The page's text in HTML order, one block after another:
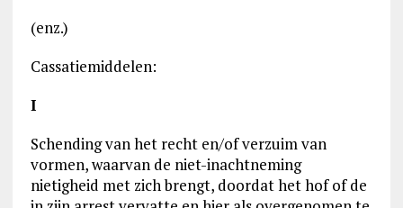
(enz.)
Cassatiemiddelen:
I
Schending van het recht en/of verzuim van
vormen, waarvan de niet-inachtneming
nietigheid met zich brengt, doordat het hof of de